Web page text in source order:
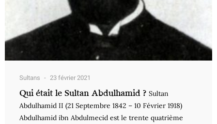
Sultans 23 février 2021
Qui était le Sultan Abdulhamid ? Sultan
Abdulhamid II (21 Septembre 1842 – 10 Février 1918)
Abdulhamid ibn Abdulmecid est le trente quatrième